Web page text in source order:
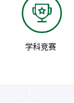
学科竞赛